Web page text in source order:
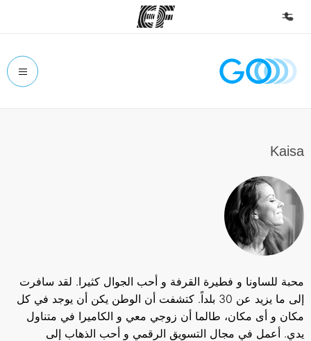
الصفحة الرئيسية
أعثر على مكتب قريب منك
نبذة عنا
من نحن
إنضم إلى الفريق
Kaisa
محبة للساونا و فطيرة القرفة و أحب الجوال كثيرا. لقد سافرت
إلى ما يزيد عن 30 بلداً. كتشفت أن الوطن يكن أن يوجد في كل
مكان و أى مكان، طالما أن زوجي معي و الكاميرا في متناول
يدي. أعمل في مجال التسويق الرقمي و أحب الذهاب إلى